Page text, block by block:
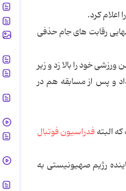
را اعلام کرد.
رقابت های جام حذفی
یکی از نفرات حاضر در کارهای خیریه است، پس از گلزنی در دقیقه 40 پیراهن ورزشی خود را بالا زد و زیر
و پس از مسابقه هم در
البتهفدراسیون فوتبال
رژیم صهیونیستی به